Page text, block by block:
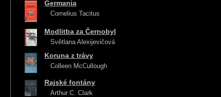
Germania
Cornelius Tacitus
Modlitba za Černobyl
Světlana Alexijevičová
Koruna z trávy
Colleen McCullough
Rajské fontány
Arthur C. Clark